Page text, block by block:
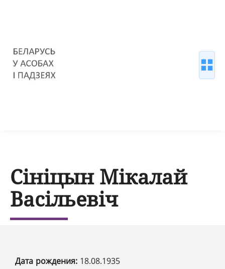
Сініцын Мікалай
Васільевіч
Дата рождения: 18.08.1935